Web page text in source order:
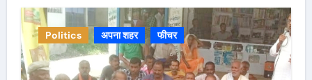
Politics अपना शहर फीचर